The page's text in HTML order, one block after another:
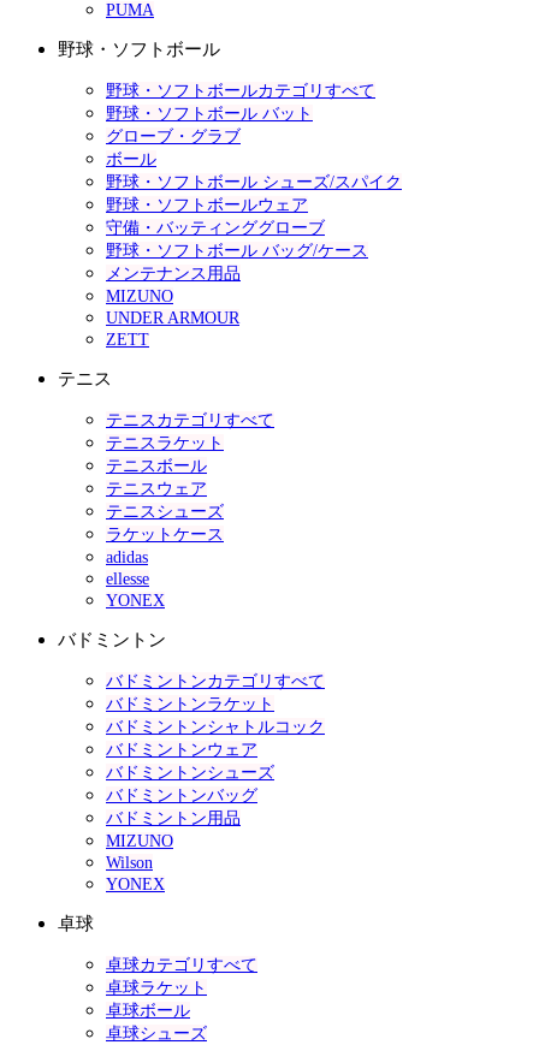
PUMA
野球・ソフトボール
野球・ソフトボールカテゴリすべて
野球・ソフトボール バット
グローブ・グラブ
ボール
野球・ソフトボール シューズ/スパイク
野球・ソフトボールウェア
守備・バッティンググローブ
野球・ソフトボール バッグ/ケース
メンテナンス用品
MIZUNO
UNDER ARMOUR
ZETT
テニス
テニスカテゴリすべて
テニスラケット
テニスボール
テニスウェア
テニスシューズ
ラケットケース
adidas
ellesse
YONEX
バドミントン
バドミントンカテゴリすべて
バドミントンラケット
バドミントンシャトルコック
バドミントンウェア
バドミントンシューズ
バドミントンバッグ
バドミントン用品
MIZUNO
Wilson
YONEX
卓球
卓球カテゴリすべて
卓球ラケット
卓球ボール
卓球シューズ